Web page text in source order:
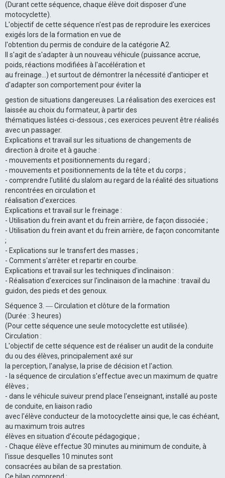
(Durant cette séquence, chaque élève doit disposer d'une
motocyclette).
L'objectif de cette séquence n'est pas de reproduire les exercices
exigés lors de la formation en vue de
l'obtention du permis de conduire de la catégorie A2.
Il s'agit de s'adapter à un nouveau véhicule (puissance accrue,
poids, réactions modifiées à l'accélération et
au freinage...) et surtout de démontrer la nécessité d'anticiper et
d'adapter son comportement pour éviter la
gestion de situations dangereuses. La réalisation des exercices est
laissée au choix du formateur, à partir des
thématiques listées ci-dessous ; ces exercices peuvent être réalisés
avec un passager.
Explications et travail sur les situations de changements de
direction à droite et à gauche :
- mouvements et positionnements du regard ;
- mouvements et positionnements de la tête et du corps ;
- comprendre l'utilité du slalom au regard de la réalité des situations
rencontrées en circulation et
réalisation d'exercices.
Explications et travail sur le freinage :
- Utilisation du frein avant et du frein arrière, de façon dissociée ;
- Utilisation du frein avant et du frein arrière, de façon concomitante
;
- Explications sur le transfert des masses ;
- Comment s'arrêter et repartir en courbe.
Explications et travail sur les techniques d'inclinaison :
- Réalisation d'exercices sur l'inclinaison de la machine : travail du
guidon, des pieds et des genoux.
Séquence 3. ― Circulation et clôture de la formation
(Durée : 3 heures)
(Pour cette séquence une seule motocyclette est utilisée).
Circulation :
L'objectif de cette séquence est de réaliser un audit de la conduite
du ou des élèves, principalement axé sur
la perception, l'analyse, la prise de décision et l'action.
- la séquence de circulation s'effectue avec un maximum de quatre
élèves ;
- dans le véhicule suiveur prend place l'enseignant, installé au poste
de conduite, en liaison radio
avec l'élève conducteur de la motocyclette ainsi que, le cas échéant,
au maximum trois autres
élèves en situation d'écoute pédagogique ;
- Chaque élève effectue 30 minutes au minimum de conduite, à
l'issue desquelles 10 minutes sont
consacrées au bilan de sa prestation.